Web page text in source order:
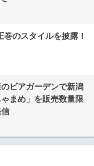
のスタイルを披露！
ビアガーデンで新潟
まめ」を販売数量限